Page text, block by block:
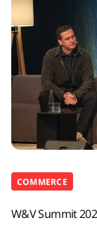
COMMERCE
W&V Summit